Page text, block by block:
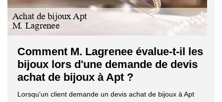
Comment M. Lagrenee évalue-t-il les
bijoux lors d'une demande de devis
achat de bijoux à Apt ?
Lorsqu'un client demande un devis achat de bijoux à Apt